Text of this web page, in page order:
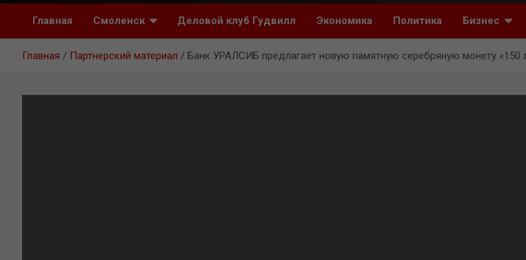
Главная Смоленск Деловой клуб Гудвилл Экономика Политика Бизнес
Главная Партнерский материал Банк УРАЛСИБ предлагает новую памятную серебряную монету «150